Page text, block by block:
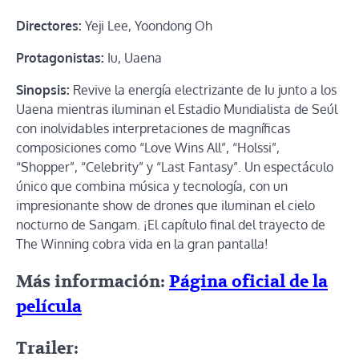
Directores: Yeji Lee, Yoondong Oh
Protagonistas: Iu, Uaena
Sinopsis: Revive la energía electrizante de Iu junto a los
Uaena mientras iluminan el Estadio Mundialista de Seúl
con inolvidables interpretaciones de magníficas
composiciones como “Love Wins All”, “Holssi”,
“Shopper”, “Celebrity” y “Last Fantasy”. Un espectáculo
único que combina música y tecnología, con un
impresionante show de drones que iluminan el cielo
nocturno de Sangam. ¡El capítulo final del trayecto de
The Winning cobra vida en la gran pantalla!
Más información: Página oficial de la
película
Trailer: